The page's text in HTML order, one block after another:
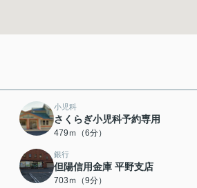
小児科
さくらぎ小児科予約専用
479ｍ（6分）
銀行
但陽信用金庫 平野支店
703ｍ（9分）